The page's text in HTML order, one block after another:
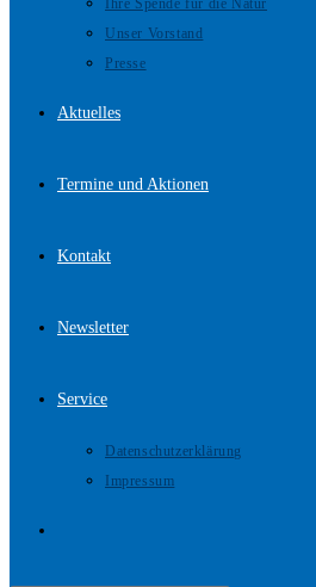
Ihre Spende für die Natur
Unser Vorstand
Presse
Aktuelles
Termine und Aktionen
Kontakt
Newsletter
Service
Datenschutzerklärung
Impressum